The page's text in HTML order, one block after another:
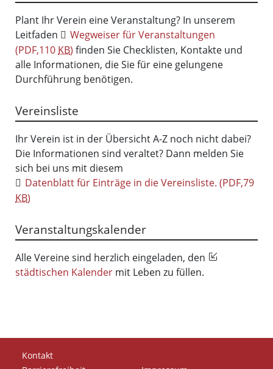
Plant Ihr Verein eine Veranstaltung? In unserem
Leitfaden
Wegweiser für Veranstaltungen
(PDF,110 KB) finden Sie Checklisten, Kontakte und
alle Informationen, die Sie für eine gelungene
Durchführung benötigen.
Vereinsliste
Ihr Verein ist in der Übersicht A-Z noch nicht dabei?
Die Informationen sind veraltet? Dann melden Sie
sich bei uns mit diesem
Datenblatt für Einträge in die Vereinsliste. (PDF,79
KB)
Veranstaltungskalender
Alle Vereine sind herzlich eingeladen, den
städtischen Kalender mit Leben zu füllen.
Kontakt